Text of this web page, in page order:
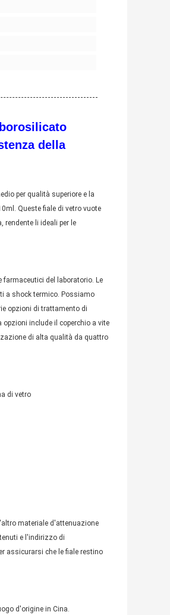
della
per qualità superiore e la
Queste fiale di vetro vuote
rendente li ideali per le
farmaceutici del laboratorio. Le
a shock termico. Possiamo
opzioni di trattamento di
include il coperchio a vite
di alta qualità da quattro
di vetro
materiale d'attenuazione
e l'indirizzo di
assicurarsi che le fiale restino
d'origine in Cina.